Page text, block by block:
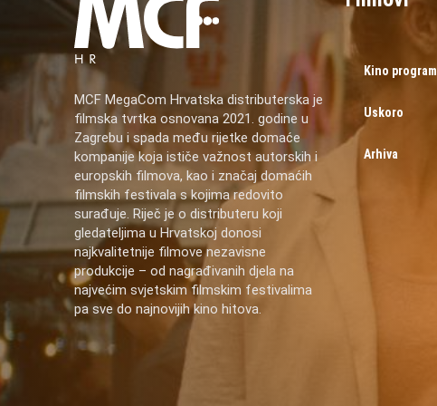
MCF MegaCom Hrvatska distributerska je
filmska tvrtka osnovana 2021. godine u
Zagrebu i spada među rijetke domaće
kompanije koja ističe važnost autorskih i
europskih filmova, kao i značaj domaćih
filmskih festivala s kojima redovito
surađuje. Riječ je o distributeru koji
gledateljima u Hrvatskoj donosi
najkvalitetnije filmove nezavisne
produkcije – od nagrađivanih djela na
najvećim svjetskim filmskim festivalima
pa sve do najnovijih kino hitova.
Kino program
Uskoro
Arhiva